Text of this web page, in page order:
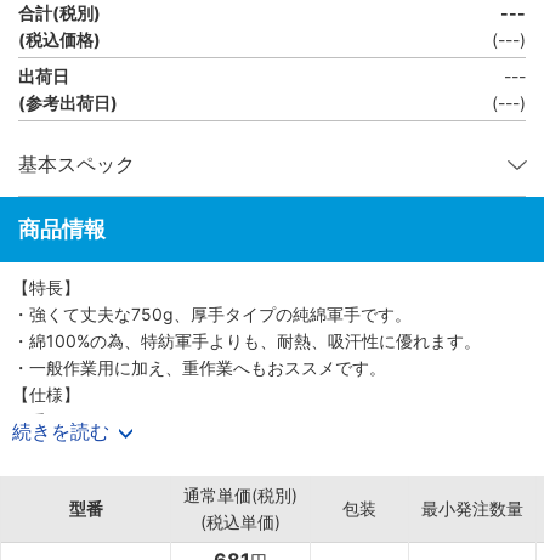
合計(税別)
(税込価格)
---
(---)
出荷日
(参考出荷日)
---
(---)
基本スペック
商品情報
【特長】
・強くて丈夫な750g、厚手タイプの純綿軍手です。
・綿100%の為、特紡軍手よりも、耐熱、吸汗性に優れます。
・一般作業用に加え、重作業へもおススメです。
【仕様】
・重さ：750g
・糸編み数：5本編み
・素材：綿
・オーバーロック色：ブラウン
続きを読む
型番
通常単価(税別)
(税込単価)
包装 最小発注数量